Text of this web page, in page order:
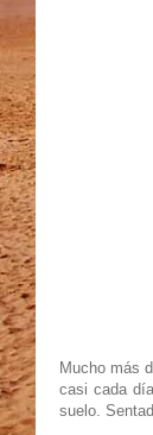
Mucho más
casi cada
suelo.